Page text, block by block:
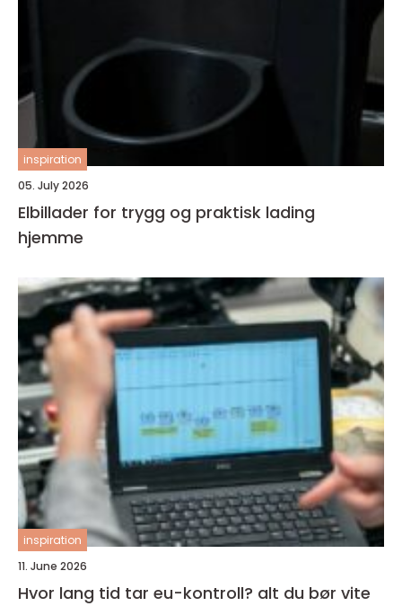
inspiration
05. July 2026
Elbillader for trygg og praktisk lading
hjemme
inspiration
11. June 2026
Hvor lang tid tar eu-kontroll? alt du bør vite